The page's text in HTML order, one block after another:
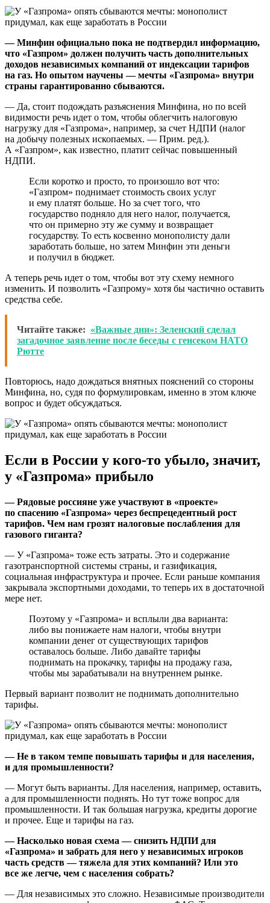
— Минфин официально пока не подтвердил информацию,
что «Газпром» должен получить часть дополнительных
доходов независимых компаний от индексации тарифов
на газ. Но опытом научены — мечты «Газпрома» внутри
страны гарантированно сбываются.
— Да, стоит подождать разъяснения Минфина, но по всей
видимости речь идет о том, чтобы облегчить налоговую
нагрузку для «Газпрома», например, за счет НДПИ (налог
на добычу полезных ископаемых. — Прим. ред.).
А «Газпром», как известно, платит сейчас повышенный
НДПИ.
Если коротко и просто, то произошло вот что:
«Газпром» поднимает стоимость своих услуг
и ему платят больше. Но за счет того, что
государство подняло для него налог, получается,
что он примерно эту же сумму и возвращает
государству. То есть косвенно монополисту дали
заработать больше, но затем Минфин эти деньги
и получил в бюджет.
А теперь речь идет о том, чтобы вот эту схему немного
изменить. И позволить «Газпрому» хотя бы частично оставить
средства себе.
Читайте также: «Важные дни»: Зеленский сделал
загадочное заявление после беседы с генсеком НАТО
Рютте
Повторюсь, надо дождаться внятных пояснений со стороны
Минфина, но, судя по формулировкам, именно в этом ключе
вопрос и будет обсуждаться.
Если в России у кого-то убыло, значит,
у «Газпрома» прибыло
— Рядовые россияне уже участвуют в «проекте»
по спасению «Газпрома» через беспрецедентный рост
тарифов. Чем нам грозят налоговые послабления для
газового гиганта?
— У «Газпрома» тоже есть затраты. Это и содержание
газотранспортной системы страны, и газификация,
социальная инфраструктура и прочее. Если раньше компания
закрывала экспортными доходами, то теперь их в достаточной
мере нет.
Поэтому у «Газпрома» и всплыли два варианта:
либо вы понижаете нам налоги, чтобы внутри
компании денег от существующих тарифов
оставалось больше. Либо давайте тарифы
поднимать на прокачку, тарифы на продажу газа,
чтобы мы зарабатывали на внутреннем рынке.
Первый вариант позволит не поднимать дополнительно
тарифы.
— Не в таком темпе повышать тарифы и для населения,
и для промышленности?
— Могут быть варианты. Для населения, например, оставить,
а для промышленности поднять. Но тут тоже вопрос для
промышленности. И так большая нагрузка, кредиты дорогие
и прочее. Еще и тарифы на газ.
— Насколько новая схема — снизить НДПИ для
«Газпрома» и забрать для него у независимых игроков
часть средств — тяжела для этих компаний? Или это
все же легче, чем с населения собрать?
— Для независимых это сложно. Независимые производители